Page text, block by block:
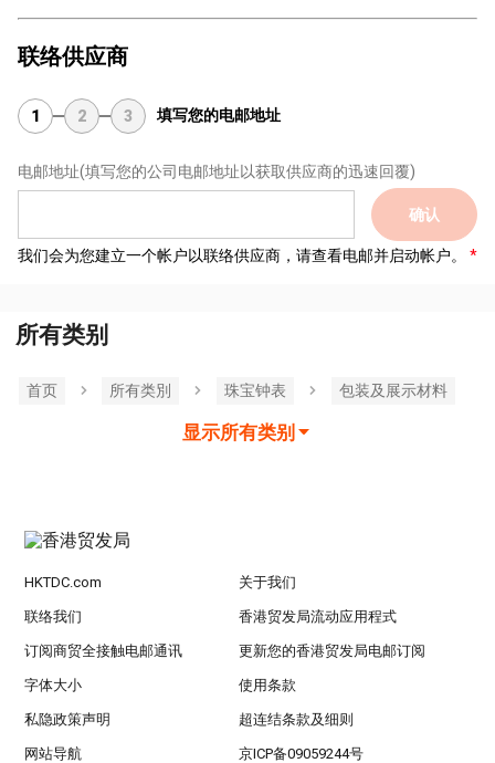
联络供应商
1 2 3 填写您的电邮地址
电邮地址(填写您的公司电邮地址以获取供应商的迅速回覆)
确认
我们会为您建立一个帐户以联络供应商，请查看电邮并启动帐户。
所有类别
首页 所有类別 珠宝钟表 包装及展示材料
显示所有类别
HKTDC.com 关于我们
联络我们 香港贸发局流动应用程式
订阅商贸全接触电邮通讯 更新您的香港贸发局电邮订阅
字体大小 使用条款
私隐政策声明 超连结条款及细则
网站导航 京ICP备09059244号